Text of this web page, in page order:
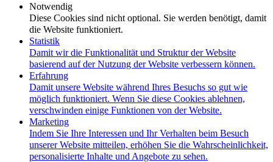
Notwendig
Diese Cookies sind nicht optional. Sie werden benötigt, damit
die Website funktioniert.
Statistik
Damit wir die Funktionalität und Struktur der Website
basierend auf der Nutzung der Website verbessern können.
Erfahrung
Damit unsere Website während Ihres Besuchs so gut wie
möglich funktioniert. Wenn Sie diese Cookies ablehnen,
verschwinden einige Funktionen von der Website.
Marketing
Indem Sie Ihre Interessen und Ihr Verhalten beim Besuch
unserer Website mitteilen, erhöhen Sie die Wahrscheinlichkeit,
personalisierte Inhalte und Angebote zu sehen.